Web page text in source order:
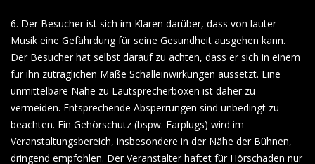
6. Der Besucher ist sich im Klaren darüber, dass von lauter
Musik eine Gefährdung für seine Gesundheit ausgehen kann.
Der Besucher hat selbst darauf zu achten, dass er sich in einem
für ihn zuträglichen Maße Schalleinwirkungen aussetzt. Eine
unmittelbare Nähe zu Lautsprecherboxen ist daher zu
vermeiden. Entsprechende Absperrungen sind unbedingt zu
beachten. Ein Gehörschutz (bspw. Earplugs) wird im
Veranstaltungsbereich, insbesondere in der Nähe der Bühnen,
dringend empfohlen. Der Veranstalter haftet für Hörschäden nur